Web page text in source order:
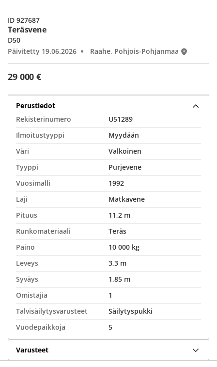
Teräsvene
29 000 €
D50
Päivitetty 19.06.2026
Raahe, Pohjois-Pohjanmaa
ID 927687
Perustiedot
Rekisterinumero
U51289
Ilmoitustyyppi
Myydään
Väri
Valkoinen
Tyyppi
Purjevene
Vuosimalli
1992
Laji
Matkavene
Pituus
11,2 m
Runkomateriaali
Teräs
Paino
10 000 kg
Leveys
3,3 m
Syväys
1,85 m
Omistajia
1
Talvisäilytysvarusteet
Säilytyspukki
Vuodepaikkoja
5
Varusteet